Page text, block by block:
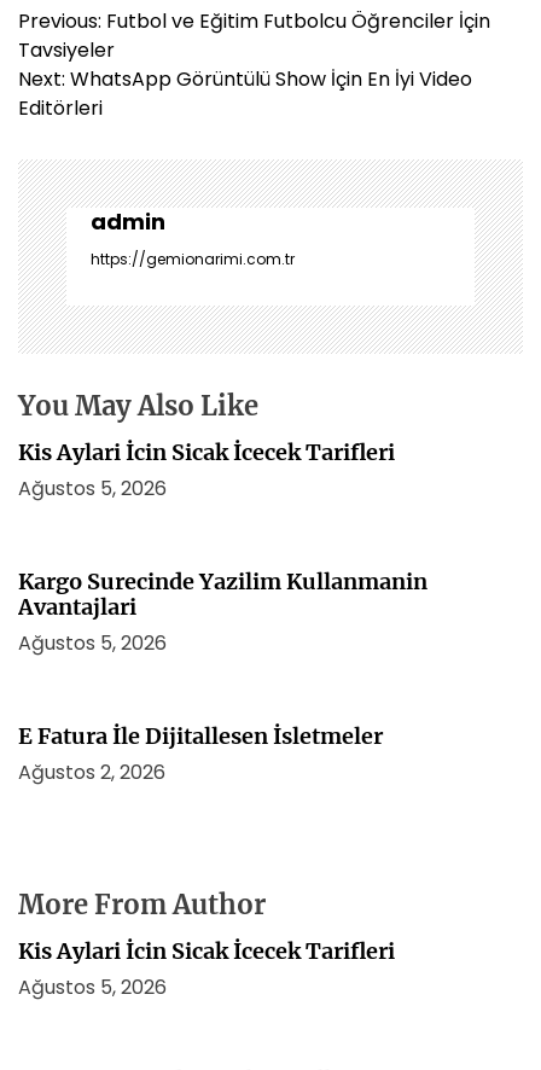
Y
a
z
ı
e
z
i
n
m
e
s
Previous: Futbol ve Eğitim Futbolcu Öğrenciler İçin
Tavsiyeler
Next: WhatsApp Görüntülü Show İçin En İyi Video
Editörleri
admin
https://gemionarimi.com.tr
You May Also Like
Kis Aylari İcin Sicak İcecek Tarifleri
Ağustos 5, 2026
Kargo Surecinde Yazilim Kullanmanin
Avantajlari
Ağustos 5, 2026
E Fatura İle Dijitallesen İsletmeler
Ağustos 2, 2026
More From Author
Kis Aylari İcin Sicak İcecek Tarifleri
Ağustos 5, 2026